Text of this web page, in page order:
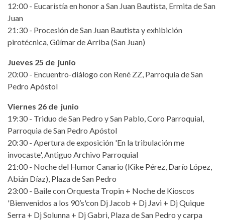
12:00 - Eucaristía en honor a San Juan Bautista, Ermita de San
Juan
21:30 - Procesión de San Juan Bautista y exhibición
pirotécnica, Güímar de Arriba (San Juan)
Jueves 25 de junio
20:00 - Encuentro-diálogo con René ZZ, Parroquia de San
Pedro Apóstol
Viernes 26 de junio
19:30 - Triduo de San Pedro y San Pablo, Coro Parroquial,
Parroquia de San Pedro Apóstol
20:30 - Apertura de exposición 'En la tribulación me
invocaste', Antiguo Archivo Parroquial
21:00 - Noche del Humor Canario (Kike Pérez, Darío López,
Abián Díaz), Plaza de San Pedro
23:00 - Baile con Orquesta Tropin + Noche de Kioscos
'Bienvenidos a los 90’s'con Dj Jacob + Dj Javi + Dj Quique
Serra + Dj Solunna + Dj Gabri, Plaza de San Pedro y carpa